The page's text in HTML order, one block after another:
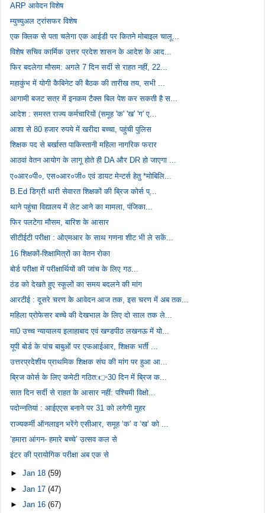
ARP आवेदन विशेष
म्युच्युअल ट्रांसफर विशेष
एक क्लिक से पता चलेगा एक आईडी पर कितने मोबाइल चालू...
विशेष सचिव कार्मिक उत्तर प्रदेश शासन के आदेश के आद...
फिर बदलेगा मौसम: अगले 7 दिन सर्दी से राहत नहीं, 22...
महाकुंभ में योगी कैबिनेट की बैठक की तारीख तय, सभी ...
आगामी बजट सत्र में इनकम टैक्स बिल पेश कर सकती है स...
आदेश : समस्त राज्य कर्मचारियों (समूह 'क' 'ख' 'ग' ए...
आशा से 80 हजार रुपये में खरीदा बच्चा, पहुंची पुलिस
शिक्षक पद से बर्खास्त पाकिस्तानी महिला नागरिक फरार
आठवां वेतन आयोग के लागू होते ही DA और DR हो जाएगा ...
ए०आर०पी०, एस०आर०जी० एवं डायट मेन्टर्स हेतु *मोबिलि...
B.Ed डिग्री धारी सेवारत शिक्षकों की ब्रिज कोर्स प्...
थाने पहुंचा विद्यालय में लेट आने का मामला, पंजिका...
फिर पलटेगा मौसम, बारिश के आसार
सीटीईटी परीक्षा : ओएमआर के साथ गणना शीट भी ले सकें...
16 शिक्षकों-शिक्षामित्रों का वेतन रोका
बोर्ड परीक्षा में परीक्षार्थियों की जांच के लिए गठ...
ठंड को देखते हुए स्कूलों का समय बदलने की मांग
आरटीई : दूसरे चरण के आवेदन आज तक, इस चरण में अब तक...
महिला प्रोफेसर बच्चे की देखभाल के लिए दो साल तक ले...
मा0 उच्च न्यायालय इलाहाबाद एवं खण्डपीठ लखनऊ में यो...
यूपी बोर्ड के पांच बाबुओं पर एफआईआर, शिक्षक भर्ती ...
उत्तरप्रदेशीय प्राथमिक शिक्षक संघ की मांग पर हुआ आ...
ब्रिज कोर्स के लिए कमेटी गठित:👉30 दिन में ब्रिज क...
सात दिन सर्दी से राहत के आसार नहीं: पश्चिमी विक्षो...
पदोन्नतियां : आईएएस बनाने पर 31 को लगेगी मुहर
राज्यकर्मी ऑनलाइन भरेंगे एसीआर, समूह ‘क’ व ‘ख’ को ...
‘हमारा आंगन- हमारे बच्चे’ उत्सव कल से
इंटर की प्रायोगिक परीक्षा अब एक से
►Jan 18(59)
►Jan 17(47)
►Jan 16(67)